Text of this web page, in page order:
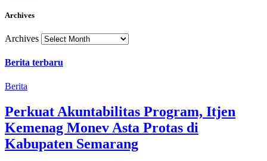
Archives
Archives
Berita terbaru
Berita
Perkuat Akuntabilitas Program, Itjen
Kemenag Monev Asta Protas di
Kabupaten Semarang